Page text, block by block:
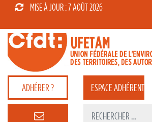
MISE À JOUR : 7 AOÛT 2026
ADHÉRER ? ESPACEADHÉRENT